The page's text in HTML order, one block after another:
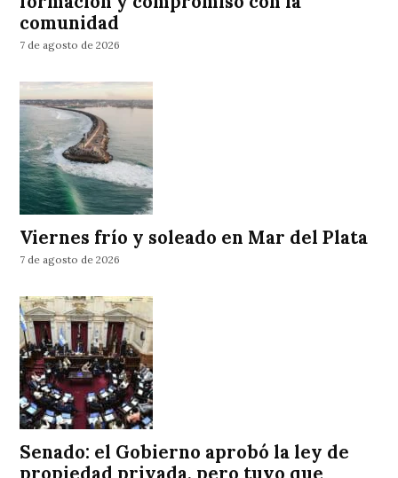
comunidad
7 de agosto de 2026
Viernes frío y soleado en Mar del Plata
7 de agosto de 2026
Senado: el Gobierno aprobó la ley de